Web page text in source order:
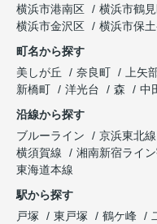
横浜市港南区
横浜市鶴
横浜市金沢区
横浜市保
町名から探す
美しが丘
奈良町 上矢
新橋町
洋光台 森
中
沿線から探す
ブルーライン
京浜東北線
横須賀線
湘南新宿ライ
東海道本線
駅から探す
戸塚
東戸塚 鶴ケ峰